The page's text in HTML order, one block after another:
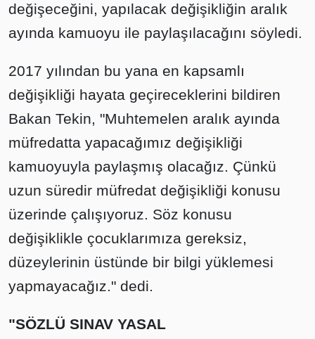
değişeceğini, yapılacak değişikliğin aralık
ayında kamuoyu ile paylaşılacağını söyledi.
2017 yılından bu yana en kapsamlı
değişikliği hayata geçireceklerini bildiren
Bakan Tekin, "Muhtemelen aralık ayında
müfredatta yapacağımız değişikliği
kamuoyuyla paylaşmış olacağız. Çünkü
uzun süredir müfredat değişikliği konusu
üzerinde çalışıyoruz. Söz konusu
değişiklikle çocuklarımıza gereksiz,
düzeylerinin üstünde bir bilgi yüklemesi
yapmayacağız." dedi.
"SÖZLÜ SINAV YASAL